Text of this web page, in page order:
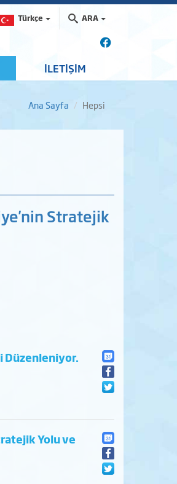
Türkçe ARA
İLETİŞİM
Ana Sayfa Hepsi
Stratejik
Düzenleniyor.
Yolu ve